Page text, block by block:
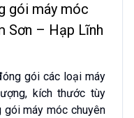
gói máy móc
Sơn – Hạp Lĩnh
gói các loại máy
kích thước tùy
máy móc chuyên